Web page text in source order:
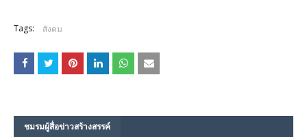
Tags: สังคม
ชมรม​ผู้สื่อข่าวสร้างสรรค์​